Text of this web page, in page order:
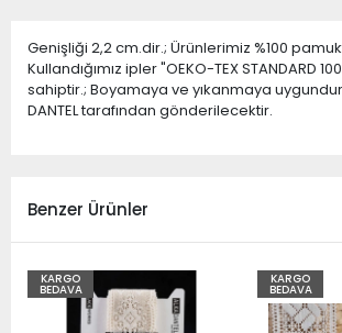
Genişliği 2,2 cm.dir.; Ürünlerimiz %100
Kullandığımız ipler "OEKO-TEX STANDARD
sahiptir.; Boyamaya ve yıkanmaya
DANTEL tarafından gönderilecektir.
Benzer Ürünler
KARGO
BEDAVA
KARGO
BEDAVA